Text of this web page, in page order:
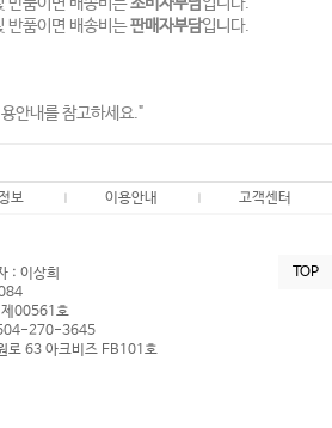
반품이면 배송비는판매자부담입니다.
안내를 참고하세요."
보 이용안내 고객센터
: 이상희
제00561호
270-3645
로 63 아크비즈 FB101호
TOP